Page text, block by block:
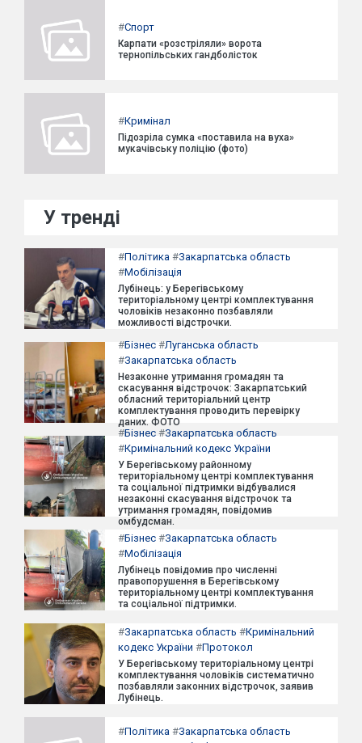
#Спорт
Карпати «розстріляли» ворота
тернопільських гандболісток
#Кримінал
Підозріла сумка «поставила на вуха»
мукачівську поліцію (фото)
У тренді
#Політика #Закарпатська область
#Мобілізація
Лубінець: у Берегівському
територіальному центрі комплектування
чоловіків незаконно позбавляли
можливості відстрочки.
#Бізнес #Луганська область
#Закарпатська область
Незаконне утримання громадян та
скасування відстрочок: Закарпатський
обласний територіальний центр
комплектування проводить перевірку
даних. ФОТО
#Бізнес #Закарпатська область
#Кримінальний кодекс України
У Берегівському районному
територіальному центрі комплектування
та соціальної підтримки відбувалися
незаконні скасування відстрочок та
утримання громадян, повідомив
омбудсман.
#Бізнес #Закарпатська область
#Мобілізація
Лубінець повідомив про численні
правопорушення в Берегівському
територіальному центрі комплектування
та соціальної підтримки.
#Закарпатська область #Кримінальний
кодекс України #Протокол
У Берегівському територіальному центрі
комплектування чоловіків систематично
позбавляли законних відстрочок, заявив
Лубінець.
#Політика #Закарпатська область